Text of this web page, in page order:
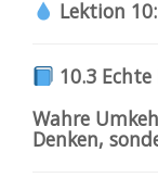
Lektion
10.3 Echte
Wahre
Denken,